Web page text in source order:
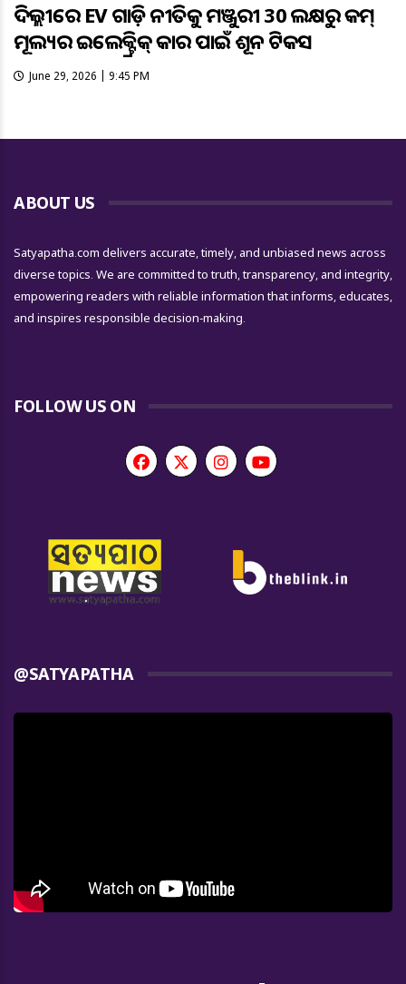
ଦିଲ୍ଲୀରେ EV ଗାଡ଼ି ନୀତିକୁ ମଞ୍ଜୁରୀ 30 ଲକ୍ଷରୁ କମ୍
ମୂଲ୍ୟର ଇଲେକ୍ଟ୍ରିକ୍ କାର ପାଇଁ ଶୂନ ଟିକସ
June 29, 2026 | 9:45 PM
ABOUT US
Satyapatha.com delivers accurate, timely, and unbiased news across
diverse topics. We are committed to truth, transparency, and integrity,
empowering readers with reliable information that informs, educates,
and inspires responsible decision-making.
FOLLOW US ON
@SATYAPATHA